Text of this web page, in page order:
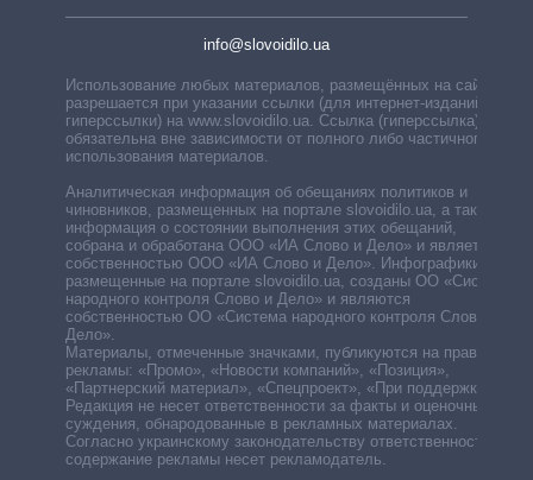
info@slovoidilo.ua
Использование любых материалов, размещённых на сайте,
разрешается при указании ссылки (для интернет-изданий —
гиперссылки) на www.slovoidilo.ua. Ссылка (гиперссылка)
обязательна вне зависимости от полного либо частичного
использования материалов.
Аналитическая информация об обещаниях политиков и
чиновников, размещенных на портале slovoidilo.ua, а также
информация о состоянии выполнения этих обещаний,
собрана и обработана ООО «ИА Слово и Дело» и является
собственностью ООО «ИА Слово и Дело». Инфографики,
размещенные на портале slovoidilo.ua, созданы ОО «Система
народного контроля Слово и Дело» и являются
собственностью ОО «Система народного контроля Слово и
Дело».
Материалы, отмеченные значками, публикуются на правах
рекламы: «Промо», «Новости компаний», «Позиция»,
«Партнерский материал», «Спецпроект», «При поддержке».
Редакция не несет ответственности за факты и оценочные
суждения, обнародованные в рекламных материалах.
Согласно украинскому законодательству ответственность за
содержание рекламы несет рекламодатель.